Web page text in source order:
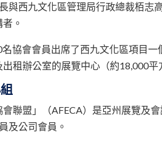
與西九文化區管理局行政總裁栢
。
協會會員出席了西九文化區項目
租辦公室的展覽中心（約18,000
會聯盟」（AFECA）是亞州展覽
及公司會員。